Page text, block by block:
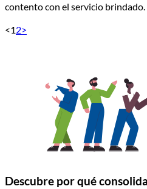
contento con el servicio brindado.
<12>
Descubre por qué